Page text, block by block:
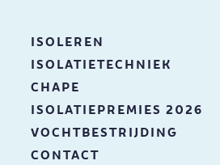
ISOLEREN
ISOLATIETECHNIEK
CHAPE
ISOLATIEPREMIES 2026
VOCHTBESTRIJDING
CONTACT